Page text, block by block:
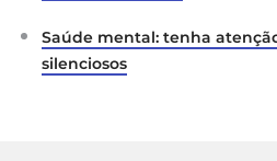
Saúde mental: tenha
silenciosos